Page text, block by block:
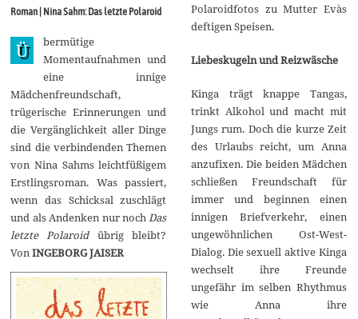
z
2
4
Roman | Nina Sahm: Das letzte Polaroid
Ü
bermütige
Momentaufnahmen und
eine innige
Mädchenfreundschaft,
trügerische Erinnerungen und
die Vergänglichkeit aller Dinge
sind die verbindenden Themen
von Nina Sahms leichtfüßigem
Erstlingsroman. Was passiert,
wenn das Schicksal zuschlägt
und als Andenken nur noch Das
letzte Polaroidübrig bleibt?
VonINGEBORG JAISER
Polaroidfotos zu Mutter Evàs
deftigen Speisen.
Liebeskugeln und Reizwäsche
Kinga trägt knappe Tangas,
trinkt Alkohol und macht mit
Jungs rum. Doch die kurze Zeit
des Urlaubs reicht, um Anna
anzufixen. Die beiden Mädchen
schließen Freundschaft für
immer und beginnen einen
innigen Briefverkehr, einen
ungewöhnlichen Ost-West-
Dialog. Die sexuell aktive Kinga
wechselt ihre Freunde
ungefähr im selben Rhythmus
wie Anna ihre